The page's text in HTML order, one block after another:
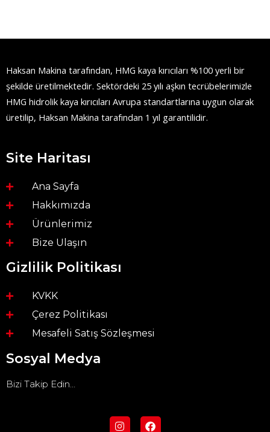
Haksan Makina tarafından, HMG kaya kırıcıları %100 yerli bir
şekilde üretilmektedir. Sektördeki 25 yılı aşkın tecrübelerimizle
HMG hidrolik kaya kırıcıları Avrupa standartlarına uygun olarak
üretilip, Haksan Makina tarafından 1 yıl garantilidir.
Site Haritası
Ana Sayfa
Hakkımızda
Ürünlerimiz
Bize Ulaşın
Gizlilik Politikası
KVKK
Çerez Politikası
Mesafeli Satış Sözleşmesi
Sosyal Medya
Bizi Takip Edin…
I F